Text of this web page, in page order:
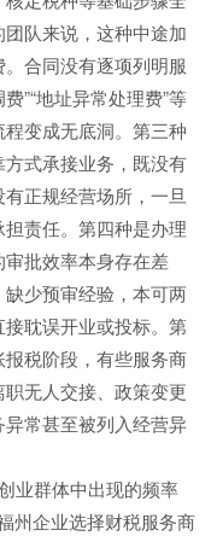
队来说，这种中途加
合同没有逐项列明服
”“地址异常处理费”等
变成无底洞。第三种
式承接业务，既没有
正规经营场所，一旦
责任。第四种是办理
批效率本身存在差
少预审经验，本可两
耽误开业或投标。第
税阶段，有些服务商
无人交接、政策变更
常甚至被列入经营异
业群体中出现的频率
州企业选择财税服务商